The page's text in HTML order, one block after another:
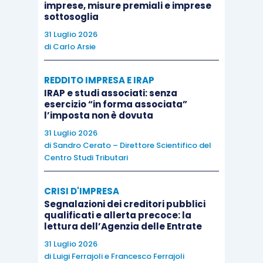
Il rendiconto, datato e sottoscritto dal legale
rappresentante dell’ente, e la relazione
illustrativadevono essere trasmessi– insieme a
copia del documento di identità del legale
rappresentante – all’indirizzo di posta elettronica
certificata
rendicontazione5xmille@pec.lavoro.gov.it
indicando nell’oggetto: il codice fiscale dell’ente,
la denominazione, una
rendiconto”, “accantonamento”, ecc.) e l’anno
finanziario di riferimento.
Non saranno accettati
imprese, misure premiali e imprese
sottosoglia
31 Luglio 2026
di Carlo Arsie
REDDITO IMPRESA E IRAP
IRAP e studi associati: senza
esercizio “in forma associata”
l’imposta non è dovuta
31 Luglio 2026
di Sandro Cerato – Direttore Scientifico del
Centro Studi Tributari
CRISI D'IMPRESA
Segnalazioni dei creditori pubblici
qualificati e allerta precoce: la
lettura dell’Agenzia delle Entrate
31 Luglio 2026
di Luigi Ferrajolie Francesco Ferrajoli